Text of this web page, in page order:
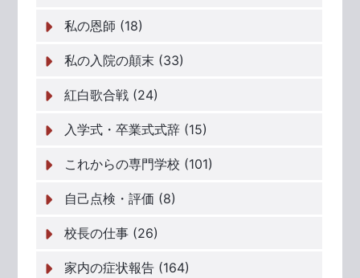
私の恩師 (18)
私の入院の顛末 (33)
紅白歌合戦 (24)
入学式・卒業式式辞 (15)
これからの専門学校 (101)
自己点検・評価 (8)
校長の仕事 (26)
家内の症状報告 (164)